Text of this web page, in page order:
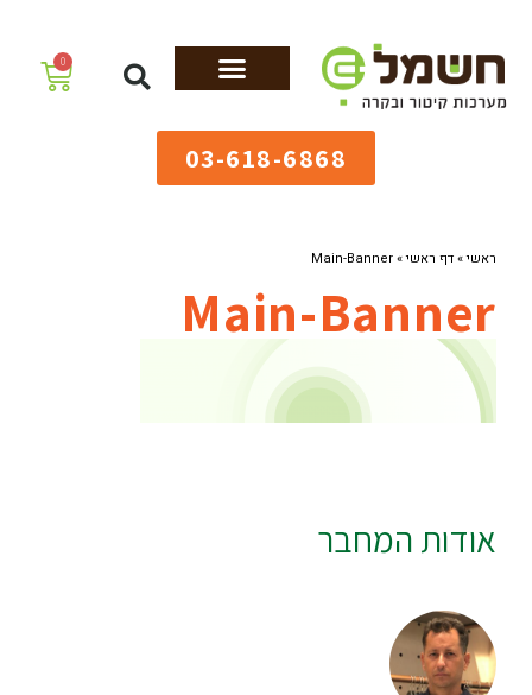
0
03-618-6868
ראשי»דף ראשי»
Main-Banner
Main-Banner
אודות המחבר